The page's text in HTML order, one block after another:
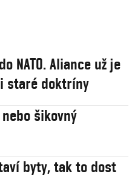
NATO. Aliance už je
staré doktríny
nebo šikovný
byty, tak to dost